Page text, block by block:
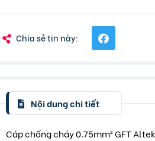
Chia sẻ tin này:
Nội dung chi tiết
Cáp chống cháy 0.75mm² GFT